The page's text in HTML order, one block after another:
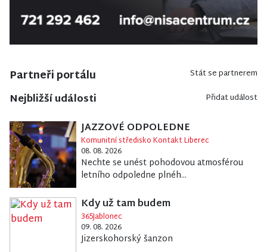
Partneři portálu Stát se partnerem
Nejbližší události Přidat událost
JAZZOVÉ ODPOLEDNE
Komunitní středisko Kontakt Liberec
08. 08. 2026
Nechte se unést pohodovou atmosférou
letního odpoledne plnéh...
Kdy už tam budem
365Jablonec
09. 08. 2026
Jizerskohorský šanzon